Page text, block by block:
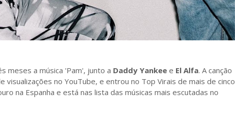
meses a música 'Pam', junto a Daddy Yankee e El Alfa. A canção
visualizações no YouTube, e entrou no Top Virais de mais de cinco
na Espanha e está nas lista das músicas mais escutadas no